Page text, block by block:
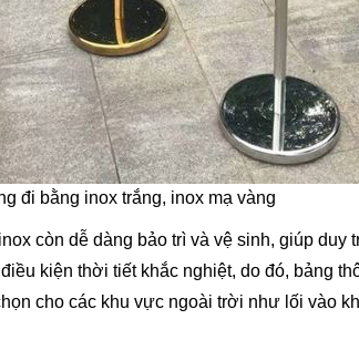
đi bằng inox trắng, inox mạ vàng
còn dễ dàng bảo trì và vệ sinh, giúp duy
kiện thời tiết khắc nghiệt, do đó, bảng
cho các khu vực ngoài trời như lối vào